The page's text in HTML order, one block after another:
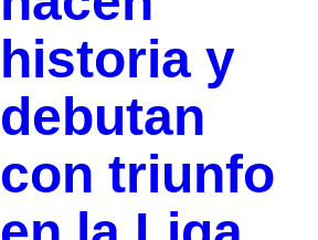
historia y
debutan
con triunfo